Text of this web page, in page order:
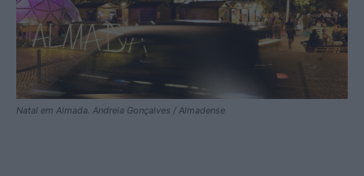
Natal em Almada. Andreia Gonçalves / Almadense